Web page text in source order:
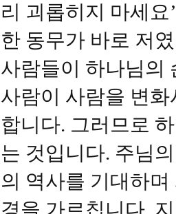
리 괴롭히지 마세
한 동무가 바로 저
사람들이 하나님의
사람이 사람을 변
합니다. 그러므로
는 것입니다. 주님
의 역사를 기대하
경을 가르칩니다.